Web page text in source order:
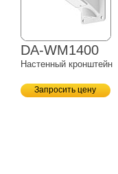
DA-WM1400
Настенный кронштейн
Запросить цену